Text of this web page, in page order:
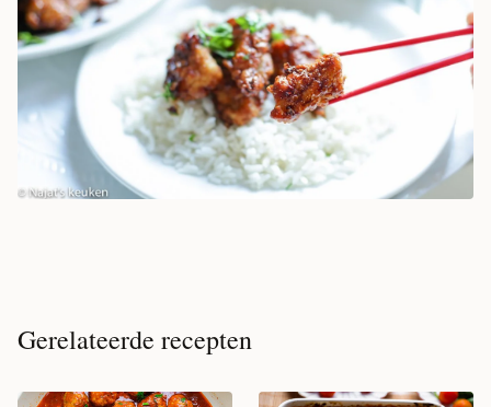
Gerelateerde recepten